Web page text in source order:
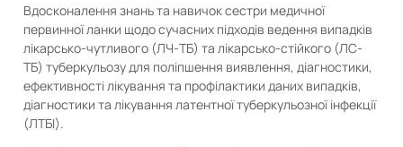
Вдосконалення знань та навичок сестри медичної
первинної ланки щодо сучасних підходів ведення випадків
лікарсько-чутливого (ЛЧ-ТБ) та лікарсько-стійкого (ЛС-
ТБ) туберкульозу для поліпшення виявлення, діагностики,
ефективності лікування та профілактики даних випадків,
діагностики та лікування латентної туберкульозної інфекції
(ЛТБІ).